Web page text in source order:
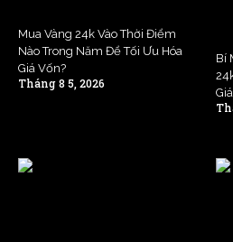
Mua Vàng 24k Vào Thời Điểm
Nào Trong Năm Để Tối Ưu Hóa
Giá Vốn?
Tháng 8 5, 2026
Bí